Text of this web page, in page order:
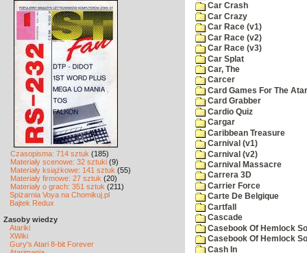
Czasopisma: 714 sztuk (185)
Materiały scenowe: 32 sztuki (9)
Materiały książkowe: 141 sztuk (55)
Materiały firmowe: 27 sztuk (20)
Materiały o grach: 351 sztuk (211)
Spiżarnia Voya na Chomikuj.pl
Bajtek Redux
Zasoby wiedzy
Atariki
XWiki
Gury's Atari 8-bit Forever
Car Crash
Car Crazy
Car Race (v1)
Car Race (v2)
Car Race (v3)
Car Splat
Car, The
Carcer
Card Games For The
Card Grabber
Cardio Quiz
Cargar
Caribbean Treasure
Carnival (v1)
Carnival (v2)
Carnival Massacre
Carrera 3D
Carrier Force
Carte De Belgique
Cartfall
Cascade
Casebook Of Hemlock
Casebook Of Hemlock
Cash In